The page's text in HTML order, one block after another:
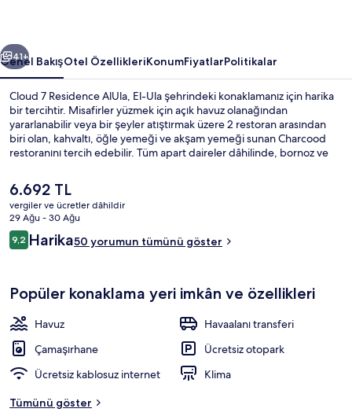
Sonraki
41+
Genel BakışOtel ÖzellikleriKonumFiyatlarPolitikalar
Cloud 7 Residence AlUla, El-Ula şehrindeki konaklamanız için harika
bir tercihtir. Misafirler yüzmek için açık havuz olanağından
yararlanabilir veya bir şeyler atıştırmak üzere 2 restoran arasından
biri olan, kahvaltı, öğle yemeği ve akşam yemeği sunan Charcood
restoranını tercih edebilir. Tüm apart daireler dâhilinde, bornoz ve
İnternet gibi hoş ayrıntılar sunulmaktadır.
Şu
anki
fiyat
6.692 TL
6.692 TL
vergiler ve ücretler dâhildir
29 Ağu - 30 Ağu
Yorumlar
9,29,2/10
Harika50 yorumun tümünü göster
Popüler konaklama yeri imkân ve özellikleri
Havuz
Havaalanı transferi
Çamaşırhane
Ücretsiz otopark
Ücretsiz kablosuz internet
Klima
Tümünü göster